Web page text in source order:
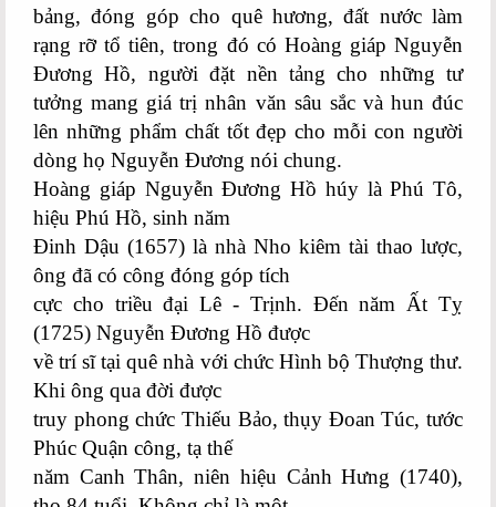
bảng, đóng góp cho quê hương, đất nước làm
rạng rỡ tổ tiên, trong đó có Hoàng giáp Nguyễn
Đương Hồ, người đặt nền tảng cho những tư
tưởng mang giá trị nhân văn sâu sắc và hun đúc
lên những phẩm chất tốt đẹp cho mỗi con người
dòng họ Nguyễn Đương nói chung.
Hoàng giáp Nguyễn Đương Hồ húy là Phú Tô,
hiệu Phú Hồ, sinh năm
Đinh Dậu (1657) là nhà Nho kiêm tài thao lược,
ông đã có công đóng góp tích
cực cho triều đại Lê - Trịnh. Đến năm Ất Tỵ
(1725) Nguyễn Đương Hồ được
về trí sĩ tại quê nhà với chức Hình bộ Thượng thư.
Khi ông qua đời được
truy phong chức Thiếu Bảo, thụy Đoan Túc, tước
Phúc Quận công, tạ thế
năm Canh Thân, niên hiệu Cảnh Hưng (1740),